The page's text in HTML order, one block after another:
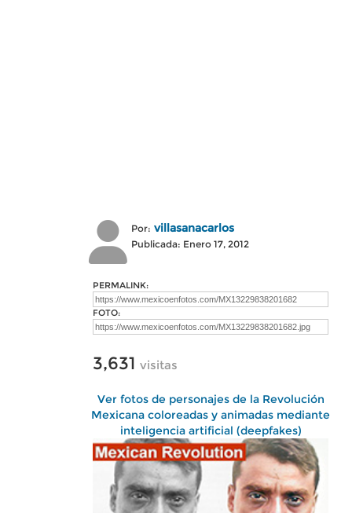
Por: villasanacarlos
Publicada: Enero 17, 2012
PERMALINK:
FOTO:
3,631 visitas
Ver fotos de personajes de la Revolución
Mexicana coloreadas y animadas mediante
inteligencia artificial (deepfakes)